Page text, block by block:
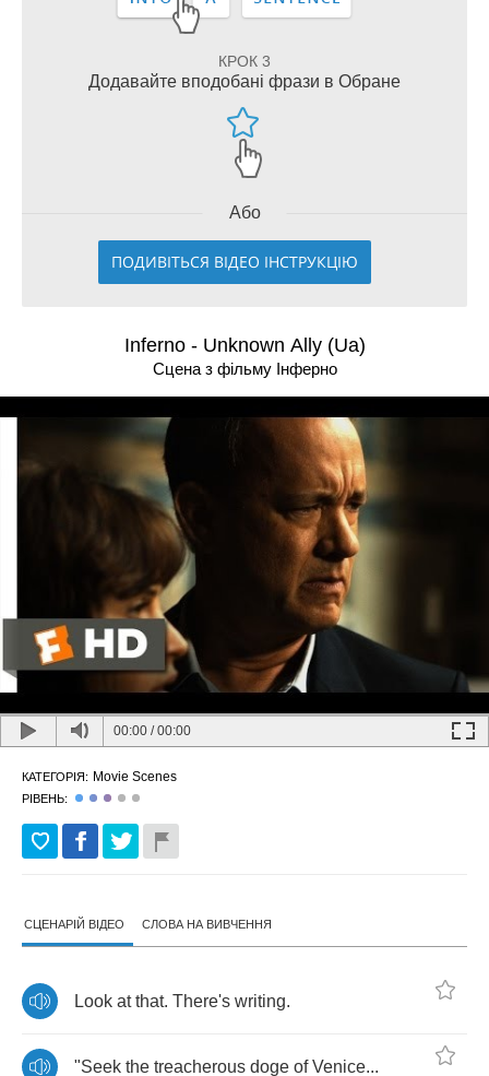
КРОК 3
Додавайте вподобані фрази в Обране
Або
ПОДИВІТЬСЯ ВІДЕО ІНСТРУКЦІЮ
Inferno - Unknown Ally (Ua)
Сцена з фільму Інферно
00:00 /00:00
КАТЕГОРІЯ: Movie Scenes
РІВЕНЬ:
СЦЕНАРІЙ ВІДЕО СЛОВА НА ВИВЧЕННЯ
Look at that. There's writing.
"Seek the treacherous doge of Venice...